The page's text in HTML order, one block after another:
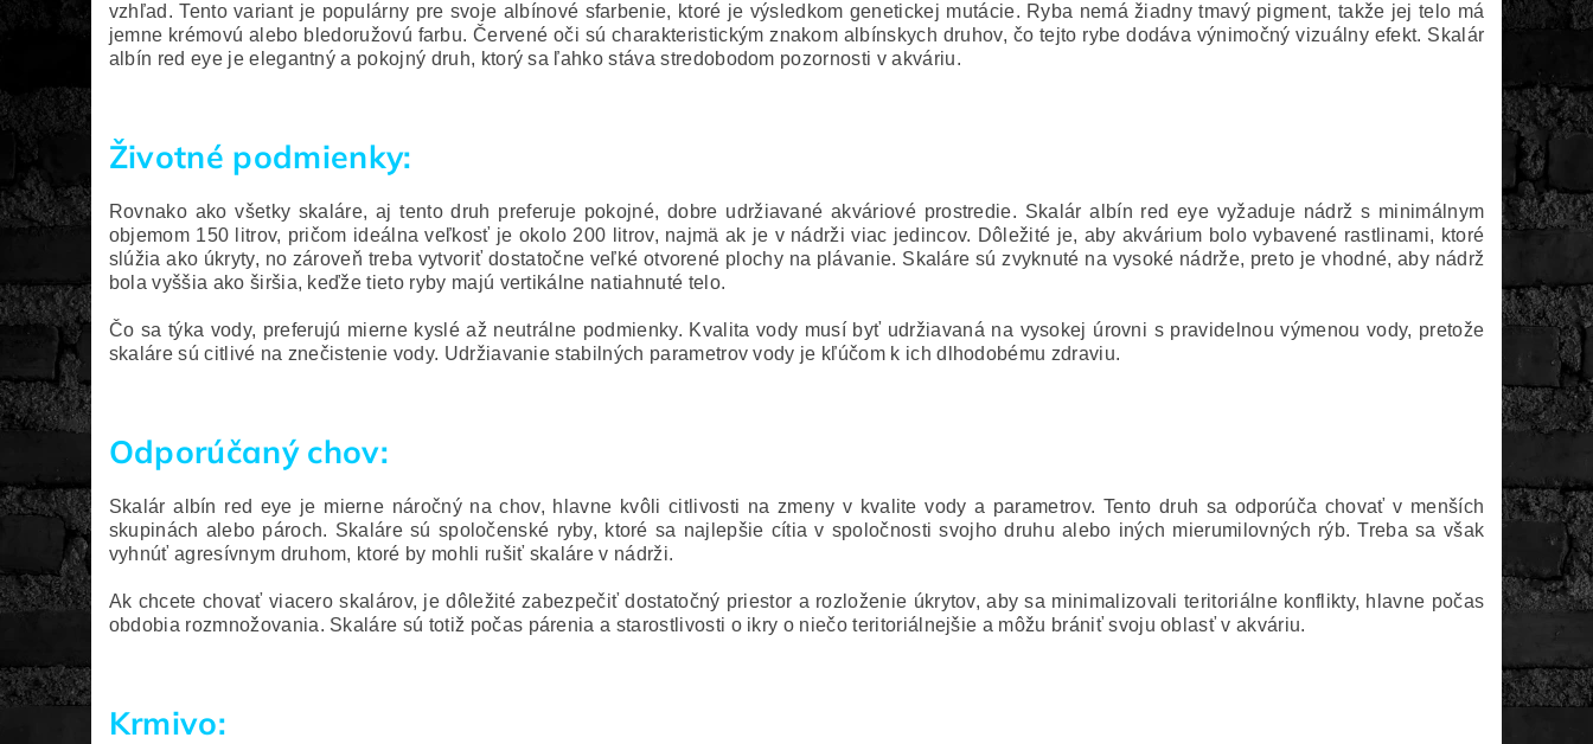
vzhľad. Tento variant je populárny pre svoje albínové sfarbenie, ktoré je výsledkom genetickej mutácie. Ryba nemá žiadny tmavý pigment, takže jej telo má
jemne krémovú alebo bledoružovú farbu. Červené oči sú charakteristickým znakom albínskych druhov, čo tejto rybe dodáva výnimočný vizuálny efekt. Skalár
albín red eye je elegantný a pokojný druh, ktorý sa ľahko stáva stredobodom pozornosti v akváriu.
Životné podmienky:
Rovnako ako všetky skaláre, aj tento druh preferuje pokojné, dobre udržiavané akváriové prostredie. Skalár albín red eye vyžaduje nádrž s minimálnym
objemom 150 litrov, pričom ideálna veľkosť je okolo 200 litrov, najmä ak je v nádrži viac jedincov. Dôležité je, aby akvárium bolo vybavené rastlinami, ktoré
slúžia ako úkryty, no zároveň treba vytvoriť dostatočne veľké otvorené plochy na plávanie. Skaláre sú zvyknuté na vysoké nádrže, preto je vhodné, aby nádrž
bola vyššia ako širšia, keďže tieto ryby majú vertikálne natiahnuté telo.
Čo sa týka vody, preferujú mierne kyslé až neutrálne podmienky. Kvalita vody musí byť udržiavaná na vysokej úrovni s pravidelnou výmenou vody, pretože
skaláre sú citlivé na znečistenie vody. Udržiavanie stabilných parametrov vody je kľúčom k ich dlhodobému zdraviu.
Odporúčaný chov:
Skalár albín red eye je mierne náročný na chov, hlavne kvôli citlivosti na zmeny v kvalite vody a parametrov. Tento druh sa odporúča chovať v menších
skupinách alebo pároch. Skaláre sú spoločenské ryby, ktoré sa najlepšie cítia v spoločnosti svojho druhu alebo iných mierumilovných rýb. Treba sa však
vyhnúť agresívnym druhom, ktoré by mohli rušiť skaláre v nádrži.
Ak chcete chovať viacero skalárov, je dôležité zabezpečiť dostatočný priestor a rozloženie úkrytov, aby sa minimalizovali teritoriálne konflikty, hlavne počas
obdobia rozmnožovania. Skaláre sú totiž počas párenia a starostlivosti o ikry o niečo teritoriálnejšie a môžu brániť svoju oblasť v akváriu.
Krmivo: